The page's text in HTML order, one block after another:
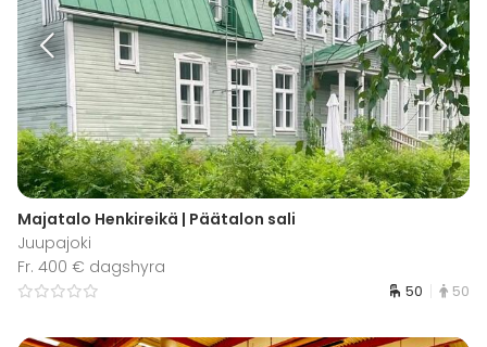
Majatalo Henkireikä | Päätalon sali
Juupajoki
Fr. 400 € dagshyra
50 50